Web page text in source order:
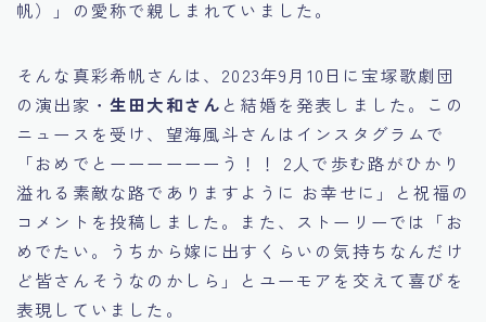
帆）」の愛称で親しまれていました。
そんな真彩希帆さんは、2023年9月10日に宝塚歌劇団
の演出家・ 生田大和さん と結婚を発表しました。この
ニュースを受け、望海風斗さんはインスタグラムで
「おめでとーーーーーーう！！ 2人で歩む路がひかり
溢れる素敵な路でありますように お幸せに」と祝福の
コメントを投稿しました。また、ストーリーでは「お
めでたい。うちから嫁に出すくらいの気持ちなんだけ
ど皆さんそうなのかしら」とユーモアを交えて喜びを
表現していました。